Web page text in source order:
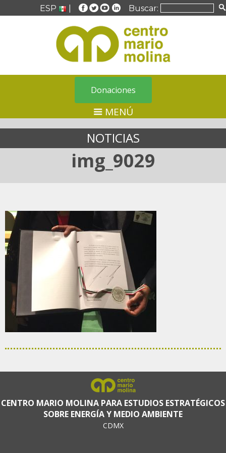
ESP Buscar:
Donaciones
MENÚ
NOTICIAS
img_9029
CENTRO MARIO MOLINA PARA ESTUDIOS ESTRATÉGICOS
SOBRE ENERGÍA Y MEDIO AMBIENTE
CDMX